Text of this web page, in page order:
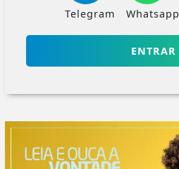
Telegram Whatsapp
ENTRAR